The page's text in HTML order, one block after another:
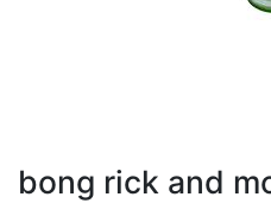
bong rick and